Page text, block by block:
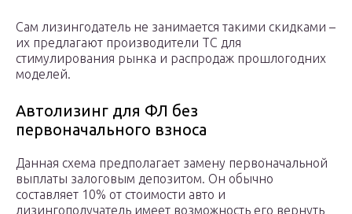
Сам лизингодатель не занимается такими скидками –
их предлагают производители ТС для
стимулирования рынка и распродаж прошлогодних
моделей.
Автолизинг для ФЛ без
первоначального взноса
Данная схема предполагает замену первоначальной
выплаты залоговым депозитом. Он обычно
составляет 10% от стоимости авто и
лизингополучатель имеет возможность его вернуть